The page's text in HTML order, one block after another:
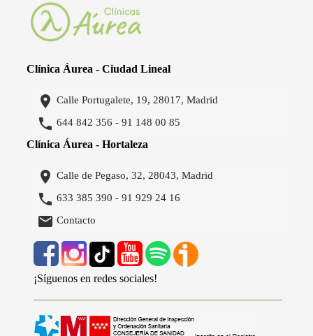
Clínica Áurea - Ciudad Lineal
 Calle Portugalete, 19, 28017, Madrid
 644 842 356 -91 148 00 85
Clínica Áurea - Hortaleza
 Calle de Pegaso, 32, 28043, Madrid
 633 385 390 -91 929 24 16
 Contacto
¡Síguenos en redes sociales!